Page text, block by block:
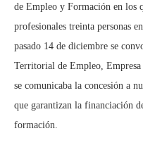
de Empleo y Formación en los
profesionales treinta personas
pasado 14 de diciembre se
Territorial de Empleo,
se comunicaba la concesión a
que garantizan la financiación
formación.